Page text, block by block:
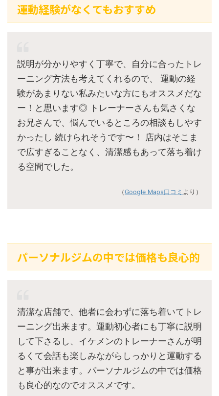
運動経験がなくてもおすすめ
説明が分かりやすく丁寧で、自分に合ったトレ
ーニング方法も考えてくれるので、 運動の経
験があまりない私みたいな方にもオススメだな
ー！と思います◎ トレーナーさんも気さくな
お兄さんで、悩んでいるところの相談もしやす
かったし 続けられそうです〜！ 店内はそこま
で広すぎることなく、清潔感もあって落ち着け
る空間でした。
（Google Maps口コミ より）
パーソナルジムの中では価格も良心的
清潔な店舗で、他者に会わずに落ち着いてトレ
ーニング出来ます。運動初心者にも丁寧に説明
して下さるし、イケメンのトレーナーさんが明
るくて会話も楽しみながらしっかりと運動する
と事が出来ます。パーソナルジムの中では価格
も良心的なのでオススメです。